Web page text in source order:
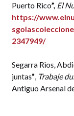
Puerto Rico”, El
https://
2347949/
Segarra Rios,
juntas”, Trabaje
Antiguo Arsenal